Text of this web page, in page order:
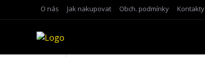
O nás Jak nakupovat Obch. podmínky Kontakty